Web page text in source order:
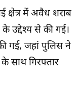
क्षेत्र में अवैध शराब
उद्देश्य से की गई।
गई, जहां पुलिस ने
साथ गिरफ्तार